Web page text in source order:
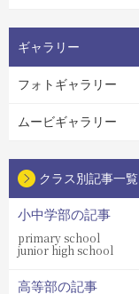
ギャラリー
フォトギャラリー
ムービギャラリー
クラス別記事一覧
小中学部の記事
primary school
junior high school
高等部の記事